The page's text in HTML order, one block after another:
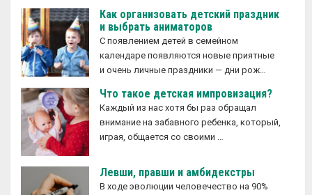
Как организовать детский праздник
и выбрать аниматоров
С появлением детей в семейном
календаре появляются новые приятные
и очень личные праздники — дни рож…
Что такое детская импровизация?
Каждый из нас хотя бы раз обращал
внимание на забавного ребенка, который,
играя, общается со своими …
Левши, правши и амбидекстры
В ходе эволюции человечество на 90%